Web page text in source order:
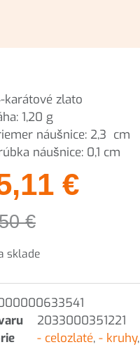
karátové zlato
1,20 g
náušnice: 2,3 cm
náušnice: 0,1 cm
€
€
sklade
2033000351221
- celozlaté, - kruhy,